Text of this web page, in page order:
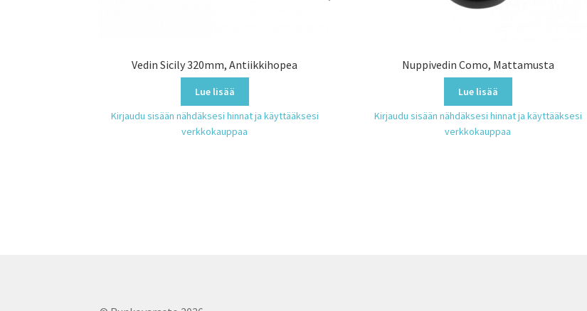
Vedin Sicily 320mm, Antiikkihopea
Lue lisää
Kirjaudu sisään nähdäksesi hinnat ja käyttääksesi
verkkokauppaa
Nuppivedin Como, Mattamusta
Lue lisää
Kirjaudu sisään nähdäksesi hinnat ja käyttääksesi
verkkokauppaa